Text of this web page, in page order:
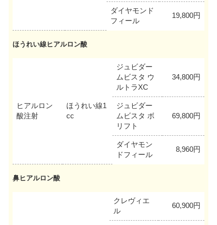
ダイヤモンド
フィール
19,800円
ほうれい線ヒアルロン酸
ヒアルロン
酸注射
ほうれい線1
cc
ジュビダー
ムビスタ ウ
ルトラXC
34,800円
ジュビダー
ムビスタ ボ
リフト
69,800円
ダイヤモン
ドフィール
8,960円
鼻ヒアルロン酸
クレヴィエ
ル
60,900円